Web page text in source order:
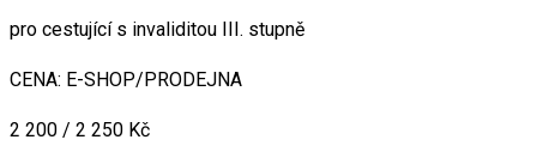
pro cestující s invaliditou III. stupně
CENA: E-SHOP/PRODEJNA
2 200 / 2 250 Kč